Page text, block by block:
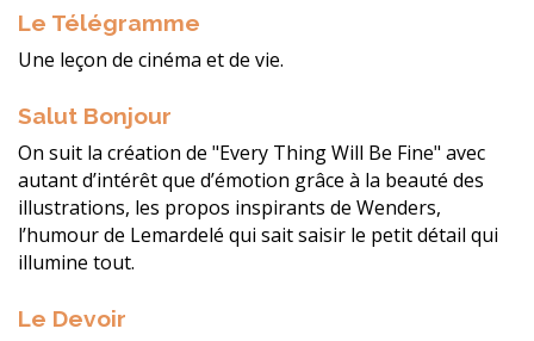
Le Télégramme
Une leçon de cinéma et de vie.
Salut Bonjour
On suit la création de "Every Thing Will Be Fine" avec
autant d’intérêt que d’émotion grâce à la beauté des
illustrations, les propos inspirants de Wenders,
l’humour de Lemardelé qui sait saisir le petit détail qui
illumine tout.
Le Devoir